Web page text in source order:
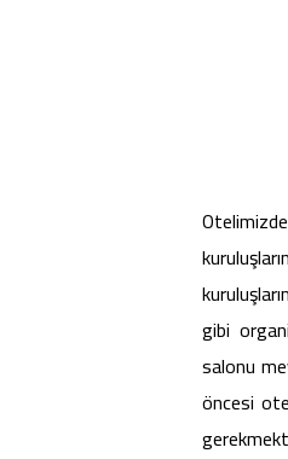
gibi
salonu
öncesi